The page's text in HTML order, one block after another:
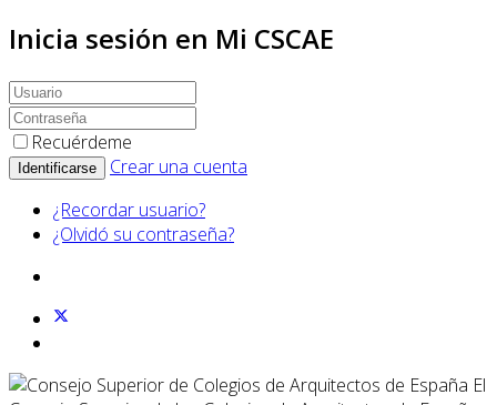
Inicia sesión en Mi CSCAE
Recuérdeme
Identificarse
Crear una cuenta
¿Recordar usuario?
¿Olvidó su contraseña?
El